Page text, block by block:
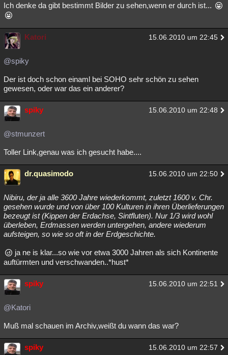
Ich denke da gibt bestimmt Bilder zu sehen,wenn er durch ist...
Katori 15.06.2010 um 22:45
@spiky
Der ist doch schon einaml bei SOHO sehr schön zu sehen
gewesen, oder war das ein anderer?
spiky 15.06.2010 um 22:48
@stmunzert
Toller Link,genau was ich gesucht habe....
dr.quasimodo 15.06.2010 um 22:50
Nibiru, der ja alle 3600 Jahre wiederkommt, zuletzt 1600 v. Chr.
gesehen wurde und von über 100 Kulturen in ihren Überlieferungen
bezeugt ist (Kippen der Erdachse, Sintfluten). Nur 1/3 wird wohl
überleben, Erdmassen werden untergehen, andere wiederum
aufsteigen, so wie so oft in der Erdgeschichte.
ja ne is klar...so wie vor etwa 3000 Jahren als sich Kontinente
auftürmten und verschwanden..*hust*
spiky 15.06.2010 um 22:51
@Katori
Muß mal schauen im Archiv,weißt du wann das war?
spiky 15.06.2010 um 22:57